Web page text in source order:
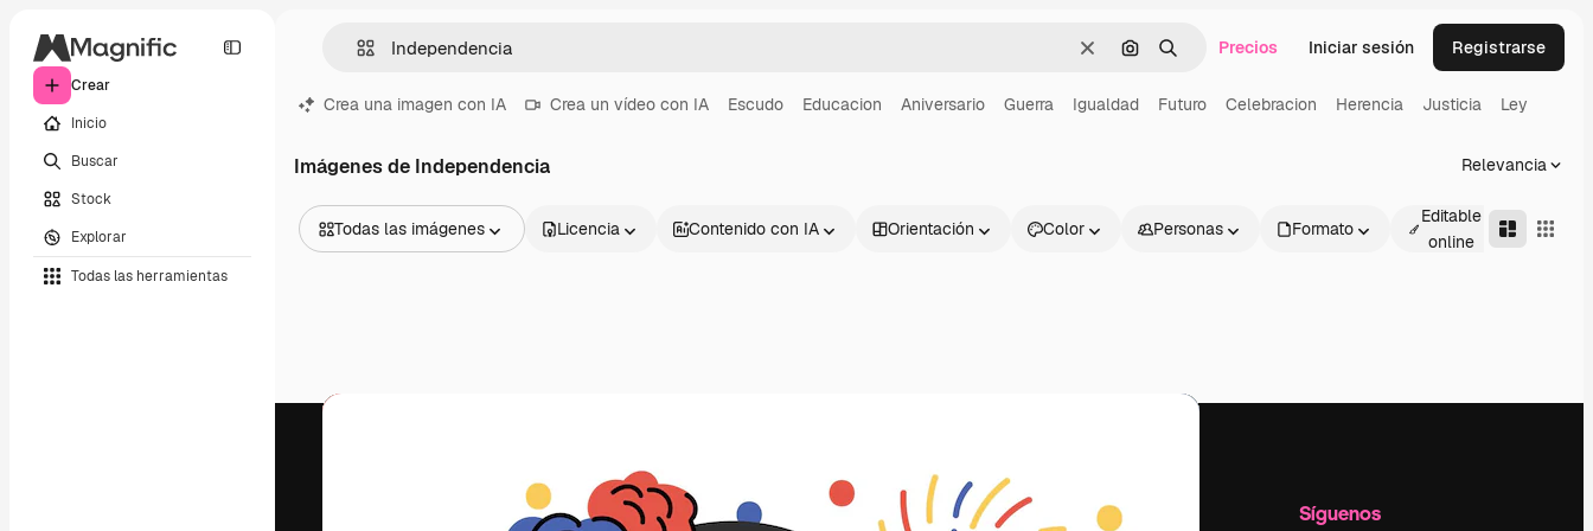
Crear
Inicio
Buscar
Stock
Explorar
Todas las herramientas
BorrarBuscar por imagen
BuscarPrecios Iniciar sesión Registrarse
Crea una imagen con IA Crea un vídeo con IA Escudo Educacion Aniversario Guerra Igualdad Futuro Celebracion Herencia Justicia Ley
Imágenes de Independencia Relevancia
Todas las imágenes
Vídeos
Licencia Contenido con IA Orientación Color Personas Formato
Editable
online
Productos Información útil Empresa Síguenos